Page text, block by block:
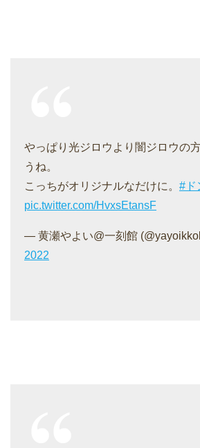
やっぱり光ジロウより闇ジロウの
うね。
こっちがオリジナルなだけに。 #ド
pic.twitter.com/HvxsEtansF
— 黄瀬やよい@一刻館
2022